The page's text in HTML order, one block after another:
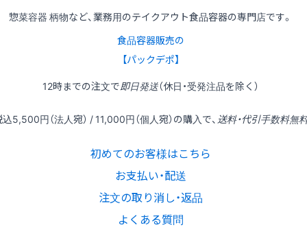
惣菜容器 柄物など、業務用のテイクアウト食品容器の専門店です。
食品容器販売の
【パックデポ】
12時までの注文で即日発送（休日・受発注品を除く）
込5,500円（法人宛） / 11,000円（個人宛）の購入で、 送料・代引手数料無
初めてのお客様はこちら
お支払い・配送
注文の取り消し・返品
よくある質問